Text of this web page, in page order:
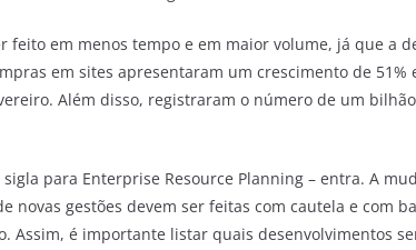
feito em menos tempo e em maior volume, já que a
em sites apresentaram um crescimento de 51%
Além disso, registraram o número de um
sigla para Enterprise Resource Planning – entra. A
novas gestões devem ser feitas com cautela e com
Assim, é importante listar quais desenvolvimentos